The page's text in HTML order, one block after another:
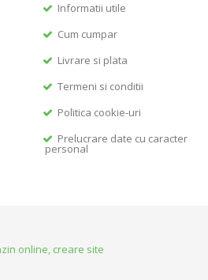
Informatii utile
Cum cumpar
Livrare si plata
Termeni si conditii
Politica cookie-uri
Prelucrare date cu caracter
personal